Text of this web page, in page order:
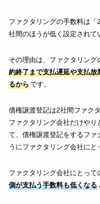
ファクタリングの手数料は
社間のほうが低く設定されて
その理由は、ファクタリング
約終了まで支払遅延や支払
るからです。
債権譲渡登記は2社間ファク
ファクタリング会社だけや
て、債権譲渡登記をするファ
うにファクタリング会社にと
ファクタリング会社にとって
側が支払う手数料も低くなる